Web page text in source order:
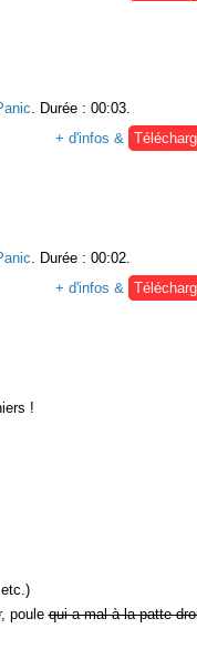
. Durée : 00:03.
+ d'infos &
. Durée : 00:02.
+ d'infos &
!
, poulequi a mal à la patte